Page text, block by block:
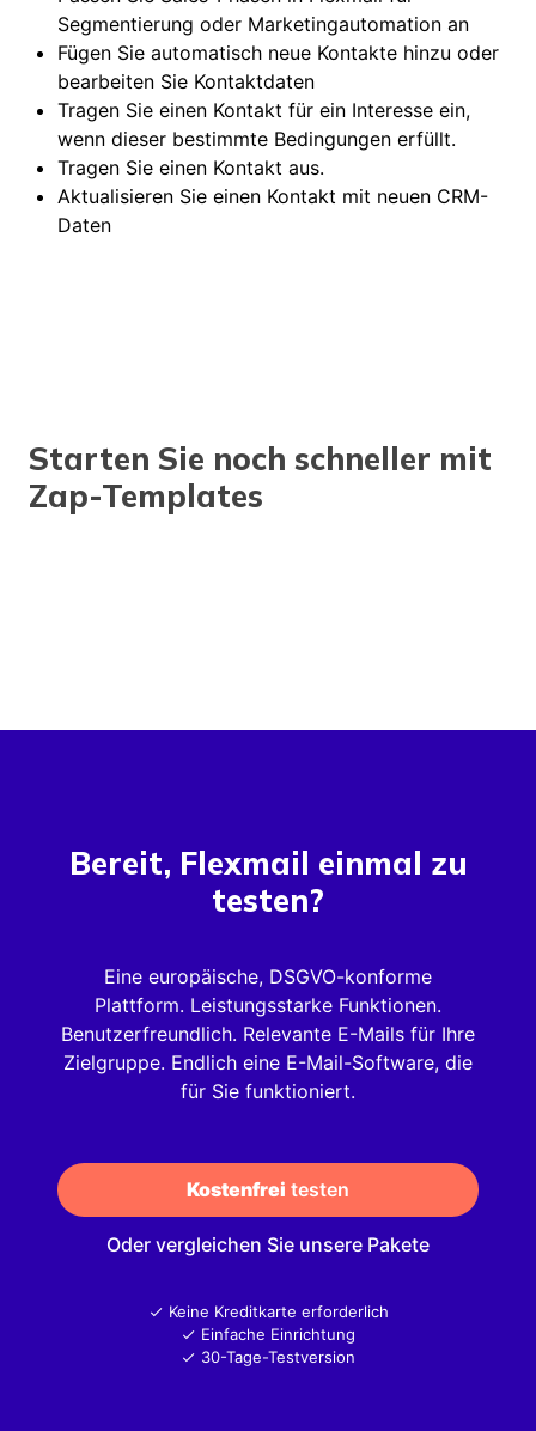
Segmentierung oder Marketingautomation an
Fügen Sie automatisch neue Kontakte hinzu oder
bearbeiten Sie Kontaktdaten
Tragen Sie einen Kontakt für ein Interesse ein,
wenn dieser bestimmte Bedingungen erfüllt.
Tragen Sie einen Kontakt aus.
Aktualisieren Sie einen Kontakt mit neuen CRM-
Daten
Starten Sie noch schneller mit
Zap-Templates
Bereit, Flexmail einmal zu
testen?
Eine europäische, DSGVO-konforme
Plattform. Leistungsstarke Funktionen.
Benutzerfreundlich. Relevante E-Mails für Ihre
Zielgruppe. Endlich eine E-Mail-Software, die
für Sie funktioniert.
Kostenfrei testen
Oder vergleichen Sie unsere Pakete
Keine Kreditkarte erforderlich
Einfache Einrichtung
30-Tage-Testversion